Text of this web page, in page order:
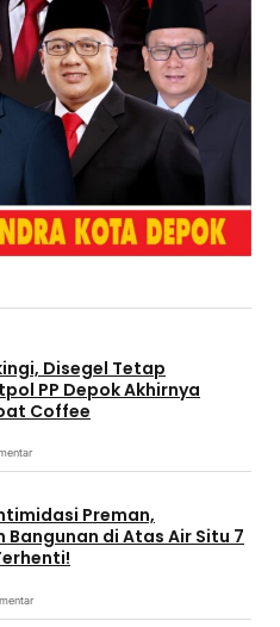
Disegel Tetap
PP Depok Akhirnya
Coffee
Preman,
Bangunan di Atas Air Situ 7